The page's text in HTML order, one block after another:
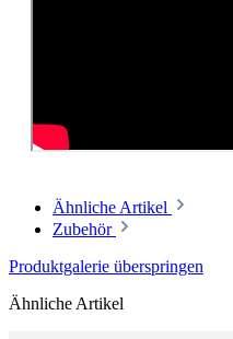
Ähnliche Artikel
Zubehör
Produktgalerie überspringen
Ähnliche Artikel